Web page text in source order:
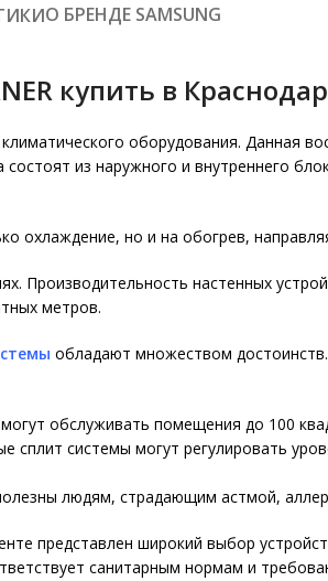
О БРЕНДЕ SAMSUNG
купить в
оборудования. Данная
состоят из наружного и внутреннего
охлаждение, но и на обогрев,
Производительность настенных
метров.
обладают множеством достоинств.
обслуживать помещения до 100
системы могут регулировать
людям, страдающим астмой,
представлен широкий выбор
санитарным нормам и